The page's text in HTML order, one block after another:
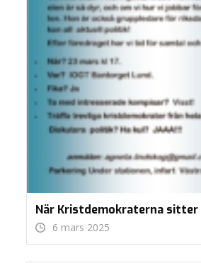
När Kristdemokraterna sitter
6 mars 2025